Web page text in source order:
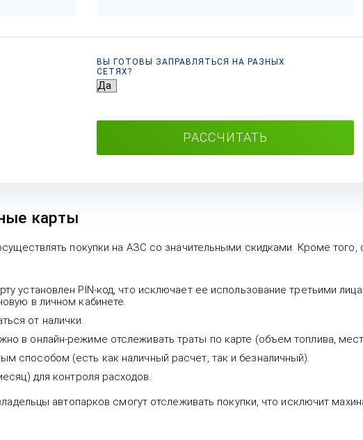
ВЫ ГОТОВЫ ЗАПРАВЛЯТЬСЯ НА РАЗНЫХ
СЕТЯХ?
РАССЧИТАТЬ
карты
покупки на АЗС со значительными скидками. Кроме того,
установлен PIN-код, что исключает ее использование третьими
в личном кабинете.
от налички.
в онлайн-режиме отслеживать траты по карте (объем топлива,
способом (есть как наличный расчет, так и безналичный).
для контроля расходов.
автопарков смогут отслеживать покупки, что исключит